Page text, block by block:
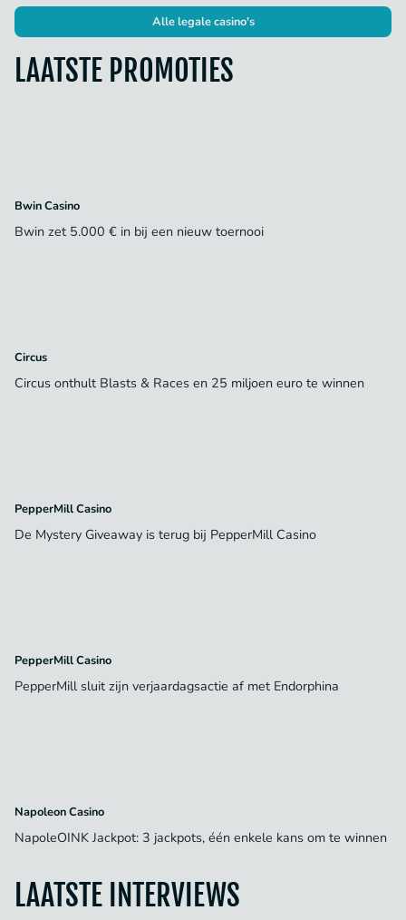
Alle legale casino's
LAATSTE PROMOTIES
Bwin Casino
Bwin zet 5.000 € in bij een nieuw toernooi
Circus
Circus onthult Blasts & Races en 25 miljoen euro te winnen
PepperMill Casino
De Mystery Giveaway is terug bij PepperMill Casino
PepperMill Casino
PepperMill sluit zijn verjaardagsactie af met Endorphina
Napoleon Casino
NapoleOINK Jackpot: 3 jackpots, één enkele kans om te winnen
LAATSTE INTERVIEWS